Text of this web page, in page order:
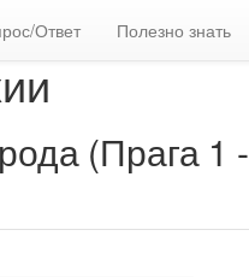
Ответ Полезно знать
(Прага 1 -